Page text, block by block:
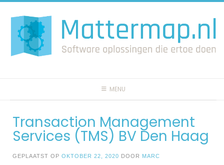
naar
inhoud
MENU
Transaction Management
Services (TMS) BV Den Haag
GEPLAATST OP OKTOBER 22, 2020 DOOR MARC